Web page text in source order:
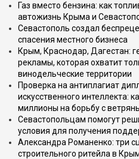
Газ вместо бензина: как
автожизнь Крыма и
Севастополь создал
спасения местного бизнеса
Крым, Краснодар, Дагестан:
рекламы, которая охватит
винодельческие территории
Проверка на антиплагиат
искусственного интеллекта:
миллионы на борьбу с
Севастопольцам помогут
условия для получения
Александра Романенко: три
строительного ритейла в